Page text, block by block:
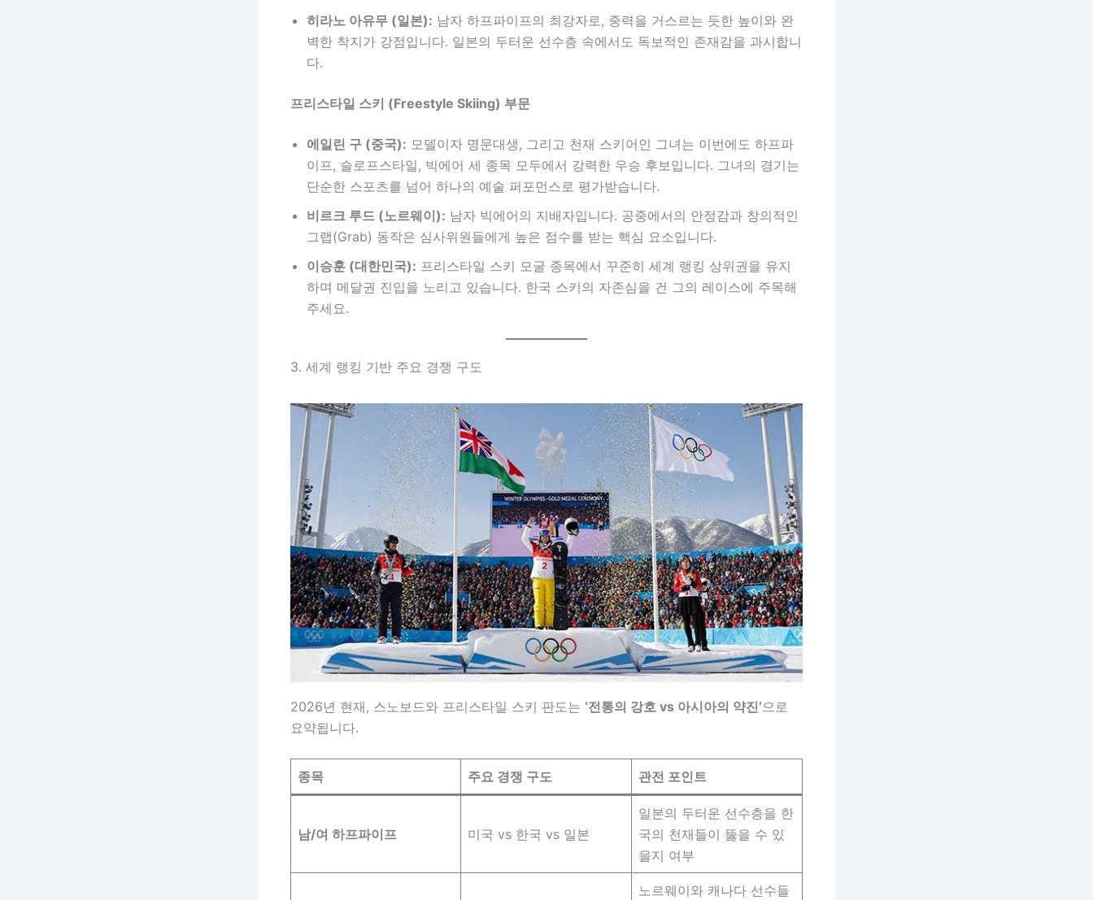
히라노 아유무 (일본): 남자 하프파이프의 최강자로, 중력을 거스르는 듯한 높이와 완
벽한 착지가 강점입니다. 일본의 두터운 선수층 속에서도 독보적인 존재감을 과시합니
다.
프리스타일 스키 (Freestyle Skiing) 부문
에일린 구 (중국): 모델이자 명문대생, 그리고 천재 스키어인 그녀는 이번에도 하프파
이프, 슬로프스타일, 빅에어 세 종목 모두에서 강력한 우승 후보입니다. 그녀의 경기는
단순한 스포츠를 넘어 하나의 예술 퍼포먼스로 평가받습니다.
비르크 루드 (노르웨이): 남자 빅에어의 지배자입니다. 공중에서의 안정감과 창의적인
그랩(Grab) 동작은 심사위원들에게 높은 점수를 받는 핵심 요소입니다.
이승훈 (대한민국): 프리스타일 스키 모굴 종목에서 꾸준히 세계 랭킹 상위권을 유지
하며 메달권 진입을 노리고 있습니다. 한국 스키의 자존심을 건 그의 레이스에 주목해
주세요.
3. 세계 랭킹 기반 주요 경쟁 구도
2026년 현재, 스노보드와 프리스타일 스키 판도는 ‘전통의 강호 vs 아시아의 약진’으로
요약됩니다.
종목 주요 경쟁 구도 관전 포인트
남/여 하프파이프 미국 vs 한국 vs 일본
일본의 두터운 선수층을 한
국의 천재들이 뚫을 수 있
을지 여부
노르웨이와 캐나다 선수들